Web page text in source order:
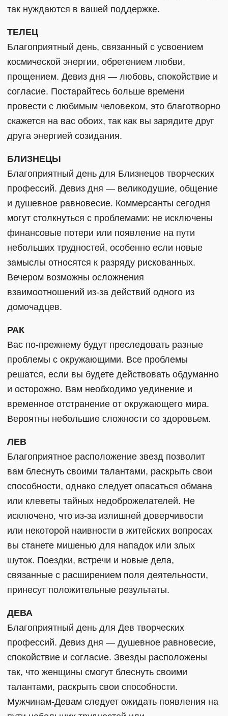
так нуждаются в вашей поддержке.
ТЕЛЕЦ
Благоприятный день, связанный с усвоением
космической энергии, обретением любви,
прощением. Девиз дня — любовь, спокойствие и
согласие. Постарайтесь больше времени
провести с любимым человеком, это благотворно
скажется на вас обоих, так как вы зарядите друг
друга энергией созидания.
БЛИЗНЕЦЫ
Благоприятный день для Близнецов творческих
профессий. Девиз дня — великодушие, общение
и душевное равновесие. Коммерсанты сегодня
могут столкнуться с проблемами: не исключены
финансовые потери или появление на пути
небольших трудностей, особенно если новые
замыслы относятся к разряду рискованных.
Вечером возможны осложнения
взаимоотношений из-за действий одного из
домочадцев.
РАК
Вас по-прежнему будут преследовать разные
проблемы с окружающими. Все проблемы
решатся, если вы будете действовать обдуманно
и осторожно. Вам необходимо уединение и
временное отстранение от окружающего мира.
Вероятны небольшие сложности со здоровьем.
ЛЕВ
Благоприятное расположение звезд позволит
вам блеснуть своими талантами, раскрыть свои
способности, однако следует опасаться обмана
или клеветы тайных недоброжелателей. Не
исключено, что из-за излишней доверчивости
или некоторой наивности в житейских вопросах
вы станете мишенью для нападок или злых
шуток. Поездки, встречи и новые дела,
связанные с расширением поля деятельности,
принесут положительные результаты.
ДЕВА
Благоприятный день для Дев творческих
профессий. Девиз дня — душевное равновесие,
спокойствие и согласие. Звезды расположены
так, что женщины смогут блеснуть своими
талантами, раскрыть свои способности.
Мужчинам-Девам следует ожидать появления на